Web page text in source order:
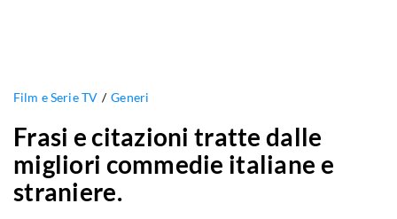
Film e Serie TV Generi
Frasi e citazioni tratte dalle
migliori commedie italiane e
straniere.